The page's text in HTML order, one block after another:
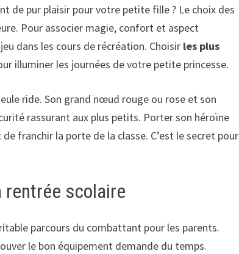
de pur plaisir pour votre petite fille ? Le choix des
Pour associer magie, confort et aspect
dans les cours de récréation. Choisir les plus
illuminer les journées de votre petite princesse.
ride. Son grand nœud rouge ou rose et son
rassurant aux plus petits. Porter son héroïne
franchir la porte de la classe. C’est le secret pour
rentrée scolaire
parcours du combattant pour les parents.
le bon équipement demande du temps.